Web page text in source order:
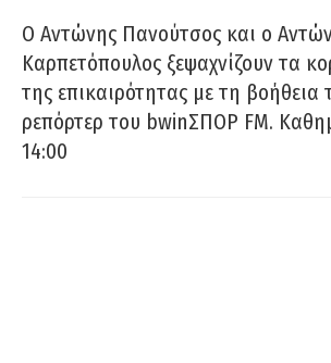
Ο Αντώνης Πανούτσος και ο
Καρπετόπουλος ξεψαχνίζουν τα
της επικαιρότητας με τη
ρεπόρτερ του bwinΣΠΟΡ FM.
14:00